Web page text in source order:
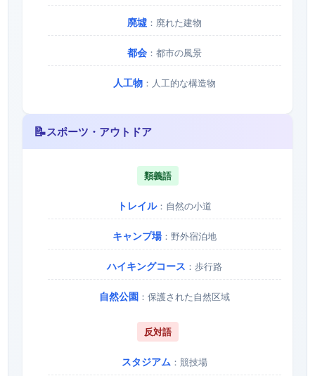
廃墟 ：廃れた建物
都会 ：都市の風景
人工物 ：人工的な構造物
📝スポーツ・アウトドア
類義語
トレイル：自然の小道
キャンプ場：野外宿泊地
ハイキングコース ：歩行路
自然公園 ：保護された自然区域
反対語
スタジアム ：競技場